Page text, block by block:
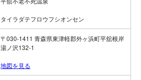
タイラダテフロウフシオンセン
〒030-1411 青森県東津軽郡外ヶ浜町平舘根岸
湯ノ沢132-1
地図を見る